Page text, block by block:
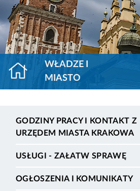
WŁADZE I
MIASTO
GODZINY PRACY I KONTAKT Z
URZĘDEM MIASTA KRAKOWA
USŁUGI - ZAŁATW SPRAWĘ
OGŁOSZENIA I KOMUNIKATY